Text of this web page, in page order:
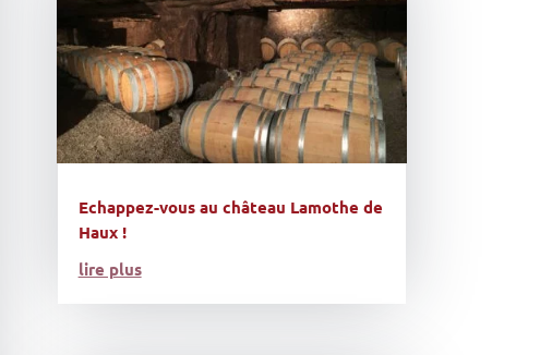
Echappez-vous au château Lamothe de
Haux !
lire plus